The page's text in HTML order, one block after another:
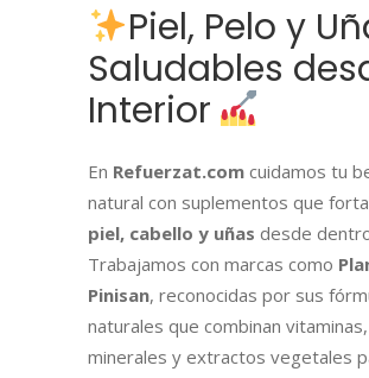
Piel, Pelo y
Saludables
Interior
En Refuerzat.com cuidamos tu
natural con suplementos que
piel, cabello y uñas desde
Trabajamos con marcas como
Pinisan, reconocidas por sus
naturales que combinan vitaminas,
minerales y extractos vegetales